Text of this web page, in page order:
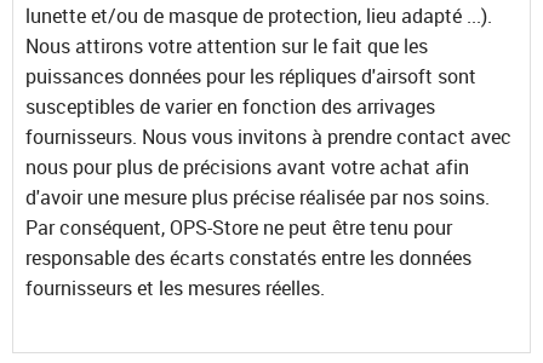
lunette et/ou de masque de protection, lieu adapté ...).
Nous attirons votre attention sur le fait que les
puissances données pour les répliques d'airsoft sont
susceptibles de varier en fonction des arrivages
fournisseurs. Nous vous invitons à prendre contact avec
nous pour plus de précisions avant votre achat afin
d'avoir une mesure plus précise réalisée par nos soins.
Par conséquent, OPS-Store ne peut être tenu pour
responsable des écarts constatés entre les données
fournisseurs et les mesures réelles.